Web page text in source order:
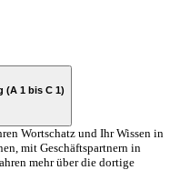
(A 1 bis C 1)
Wortschatz und Ihr Wissen in
mit Geschäftspartnern in
mehr über die dortige